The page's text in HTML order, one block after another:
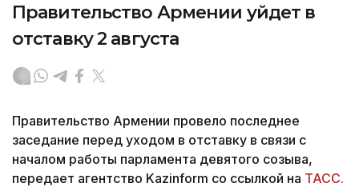
Правительство Армении уйдет в
отставку 2 августа
Правительство Армении провело последнее
заседание перед уходом в отставку в связи с
началом работы парламента девятого созыва,
передает агентство Kazinform со ссылкой на ТАСС.